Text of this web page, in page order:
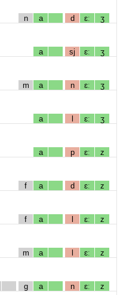
n a d ɛː ʒ
a sj ɛː ʒ
m a n ɛː ʒ
a l ɛː ʒ
a p ɛː z
f a d ɛː z
f a l ɛː z
m a l ɛː z
g a n ɛː z